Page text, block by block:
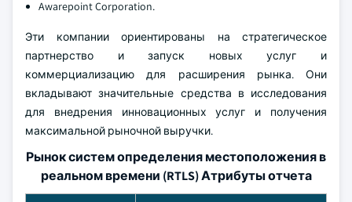
Awarepoint Corporation.
Эти компании ориентированы на стратегическое
партнерство и запуск новых услуг и
коммерциализацию для расширения рынка. Они
вкладывают значительные средства в исследования
для внедрения инновационных услуг и получения
максимальной рыночной выручки.
Рынок систем определения местоположения в
реальном времени (RTLS) Атрибуты отчета